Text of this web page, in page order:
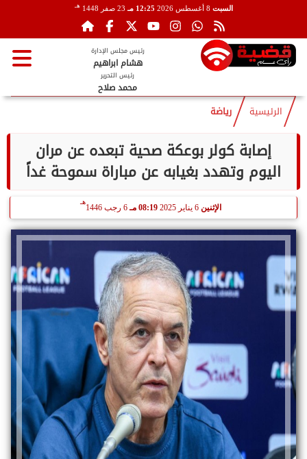
السبت 12:25 مـ 23 صفر 1448 هـ
رئيس مجلس الإدارة
هشام ابراهيم
رئيس التحرير
محمد صلاح
الرئيسية رياضة
إصابة كولر بوعكة صحية تبعده عن مران
اليوم وتهدد بغيابه عن مباراة سموحة غداً
الإثنين 08:19 مـ 6 رجب 1446
هـ